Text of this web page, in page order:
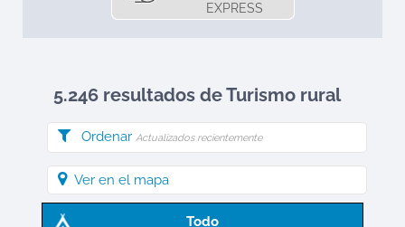
EXPRESS
5.246 resultados de Turismo rural
Ordenar Actualizados recientemente
Ver en el mapa
Todo